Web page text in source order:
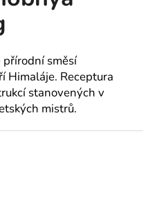
směsí
Himaláje. Receptura
stanovených v
mistrů.